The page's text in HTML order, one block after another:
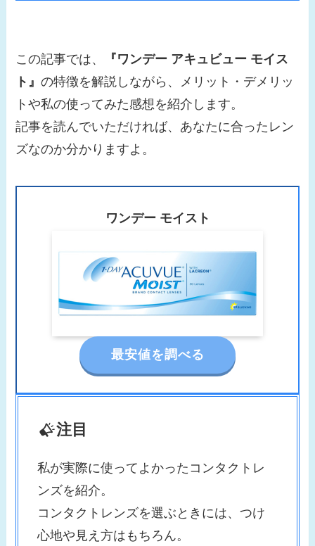
この記事では、
『ワンデー アキュビュー モイス
ト』の特徴を解説しながら、メリット・デメリッ
トや私の使ってみた感想を紹介します。
記事を読んでいただければ、あなたに合ったレン
ズなのか分かりますよ。
ワンデー モイスト
最安値を調べる
注目
私が実際に使ってよかったコンタクトレ
ンズを紹介。
コンタクトレンズを選ぶときには、つけ
心地や見え方はもちろん。